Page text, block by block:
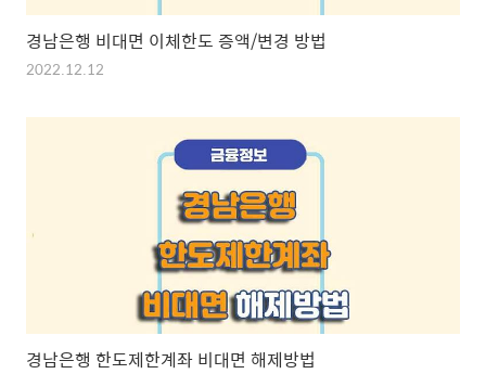
경남은행 비대면 이체한도 증액/변경 방법
2022.12.12
경남은행 한도제한계좌 비대면 해제방법